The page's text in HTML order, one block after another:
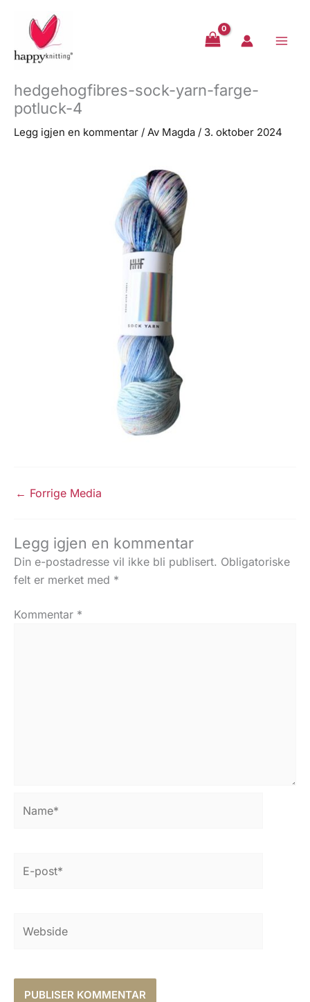
innholdet
hedgehogfibres-sock-yarn-farge-
potluck-4
Legg igjen en kommentar / Av Magda / 3. oktober 2024
← Forrige Media
Legg igjen en kommentar
Din e-postadresse vil ikke bli publisert. Obligatoriske
felt er merket med *
Kommentar *
post*